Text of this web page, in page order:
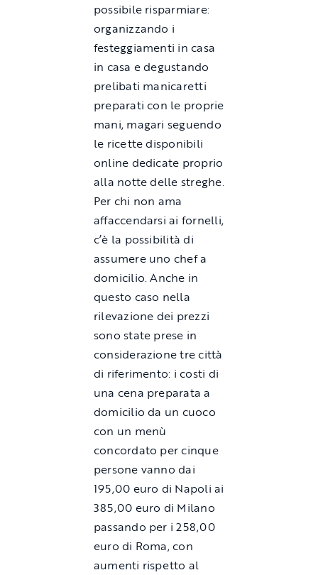
possibile risparmiare:
organizzando i
festeggiamenti in casa
in casa e degustando
prelibati manicaretti
preparati con le proprie
mani, magari seguendo
le ricette disponibili
online dedicate proprio
alla notte delle streghe.
Per chi non ama
affaccendarsi ai fornelli,
c’è la possibilità di
assumere uno chef a
domicilio. Anche in
questo caso nella
rilevazione dei prezzi
sono state prese in
considerazione tre città
di riferimento: i costi di
una cena preparata a
domicilio da un cuoco
con un menù
concordato per cinque
persone vanno dai
195,00 euro di Napoli ai
385,00 euro di Milano
passando per i 258,00
euro di Roma, con
aumenti rispetto al